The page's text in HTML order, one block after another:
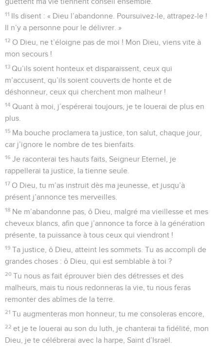
11 Ils disent : « Dieu l’abandonne. Poursuivez-le, attrapez-le !
Il n’y a personne pour le délivrer. »
12 O Dieu, ne t’éloigne pas de moi ! Mon Dieu, viens vite à
mon secours !
13 Qu’ils soient honteux et disparaissent, ceux qui
m’accusent, qu’ils soient couverts de honte et de
déshonneur, ceux qui cherchent mon malheur !
14 Quant à moi, j’espérerai toujours, je te louerai de plus en
plus.
15 Ma bouche proclamera ta justice, ton salut, chaque jour,
car j’ignore le nombre de tes bienfaits.
16 Je raconterai tes hauts faits, Seigneur Eternel, je
rappellerai ta justice, la tienne seule.
17 O Dieu, tu m’as instruit dès ma jeunesse, et jusqu’à
présent j’annonce tes merveilles.
18 Ne m’abandonne pas, ô Dieu, malgré ma vieillesse et mes
cheveux blancs, afin que j’annonce ta force à la génération
présente, ta puissance à tous ceux qui viendront !
19 Ta justice, ô Dieu, atteint les sommets. Tu as accompli de
grandes choses : ô Dieu, qui est semblable à toi ?
20 Tu nous as fait éprouver bien des détresses et des
malheurs, mais tu nous redonneras la vie, tu nous feras
remonter des abîmes de la terre.
21 Tu augmenteras mon honneur, tu me consoleras encore,
22 et je te louerai au son du luth, je chanterai ta fidélité, mon
Dieu, je te célébrerai avec la harpe, Saint d’Israël.